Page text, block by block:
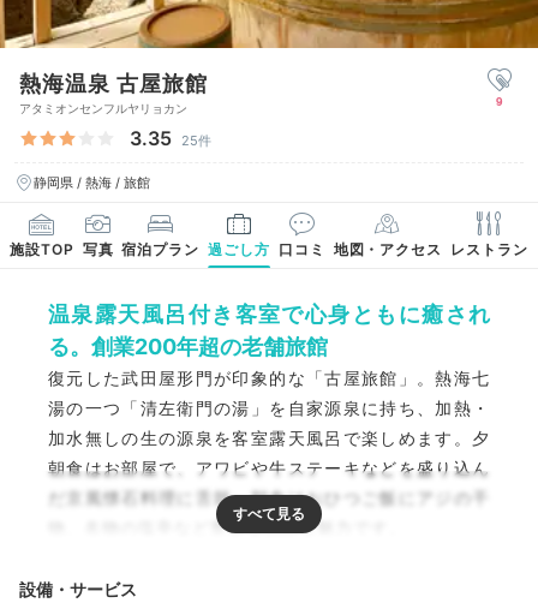
熱海温泉 古屋旅館
アタミオンセンフルヤリョカン
3.35 25件
静岡県 / 熱海 / 旅館
9
施設TOP 写真 宿泊プラン 過ごし方 口コミ 地図・アクセス レストラン
温泉露天風呂付き客室で心身ともに癒され
る。創業200年超の老舗旅館
復元した武田屋形門が印象的な「古屋旅館」。熱海七
湯の一つ「清左衛門の湯」を自家源泉に持ち、加熱・
加水無しの生の源泉を客室露天風呂で楽しめます。夕
朝食はお部屋で、アワビや牛ステーキなどを盛り込ん
だ京風懐石料理に舌鼓。朝食はおひつご飯にアジの干
物、名物の塩辛など豊富な品数も魅力です。
設備・サービス